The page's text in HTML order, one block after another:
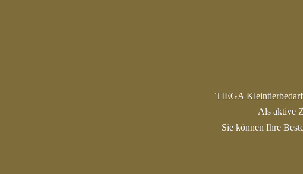
TIEGA Kleintierbedarf
Als aktive
Sie können Ihre